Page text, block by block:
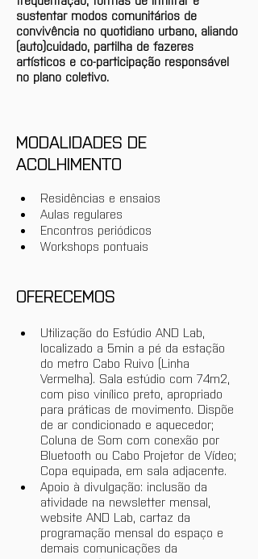
sustentar modos comunitários de
convivência no quotidiano urbano, aliando
(auto)cuidado, partilha de fazeres
artísticos e co-participação responsável
no plano coletivo.
MODALIDADES DE
ACOLHIMENTO
Residências e ensaios
Aulas regulares
Encontros periódicos
Workshops pontuais
OFERECEMOS
Utilização do Estúdio AND Lab,
localizado a 5min a pé da estação
do metro Cabo Ruivo (Linha
Vermelha). Sala estúdio com 74m2,
com piso vinílico preto, apropriado
para práticas de movimento. Dispõe
de ar condicionado e aquecedor;
Coluna de Som com conexão por
Bluetooth ou Cabo Projetor de Vídeo;
Copa equipada, em sala adjacente.
Apoio à divulgação: inclusão da
atividade na newsletter mensal,
website AND Lab, cartaz da
programação mensal do espaço e
demais comunicações da